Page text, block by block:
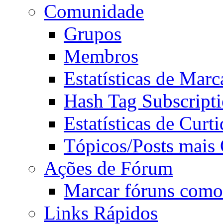
Comunidade
Grupos
Membros
Estatísticas de
Hash Tag
Estatísticas de
Tópicos/Posts mais
Ações de Fórum
Marcar fóruns
Links Rápidos